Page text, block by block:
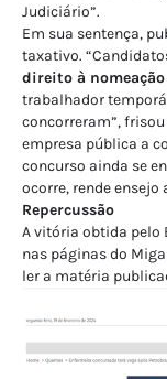
Judiciário”.
Em sua sentença,
taxativo.
direito à nomeação
trabalhador
concorreram”,
empresa pública a
concurso ainda se
ocorre, rende
Repercussão
A vitória obtida pelo
nas páginas do
ler a matéria